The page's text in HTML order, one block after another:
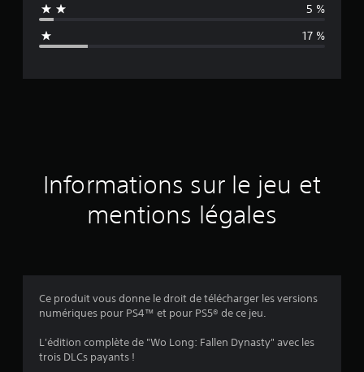
n
d
a
5 %
17 %
Informations sur le jeu et
mentions légales
Ce produit vous donne le droit de télécharger les versions
numériques pour PS4™ et pour PS5® de ce jeu.
L'édition complète de "Wo Long: Fallen Dynasty" avec les
trois DLCs payants !